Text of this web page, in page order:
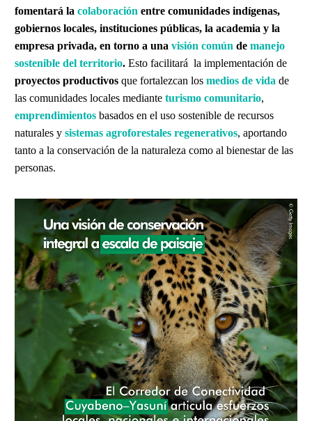
fomentará la colaboración entre comunidades indígenas,
gobiernos locales, instituciones públicas, la academia y la
empresa privada, en torno a una visión común de manejo
sostenible del territorio. Esto facilitará la implementación de
proyectos productivos que fortalezcan los medios de vida de
las comunidades locales mediante turismo comunitario,
emprendimientos basados en el uso sostenible de recursos
naturales y sistemas agroforestales regenerativos, aportando
tanto a la conservación de la naturaleza como al bienestar de las
personas.